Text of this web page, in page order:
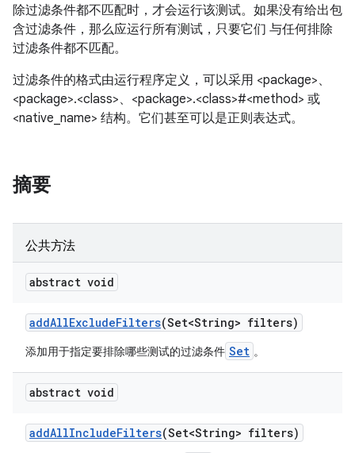
除过滤条件都不匹配时，才会运行该测试。如果没有给出包
含过滤条件，那么应运行所有测试，只要它们 与任何排除
过滤条件都不匹配。
过滤条件的格式由运行程序定义，可以采用 <package>、
<package>.<class>、<package>.<class>#<method> 或
<native_name> 结构。它们甚至可以是正则表达式。
摘要
公共方法
abstract void
addAllExcludeFilters(Set<String> filters)
添加用于指定要排除哪些测试的过滤条件 Set 。
abstract void
addAllIncludeFilters(Set<String> filters)